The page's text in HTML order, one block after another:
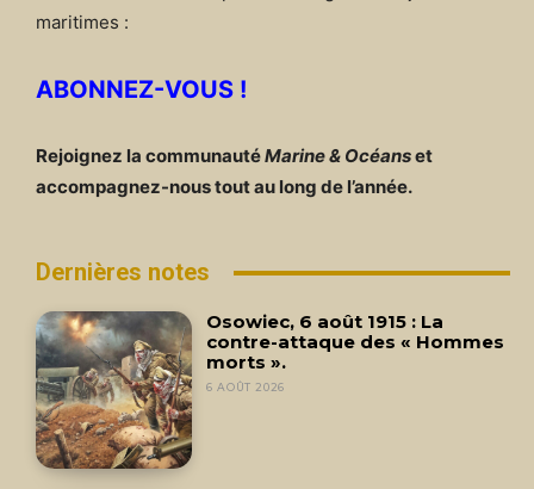
maritimes :
ABONNEZ-VOUS !
Rejoignez la communautéMarine & Océanset
accompagnez-nous tout au long de l’année.
Dernières notes
Osowiec, 6 août 1915 : La
contre-attaque des « Hommes
morts ».
6 AOÛT 2026